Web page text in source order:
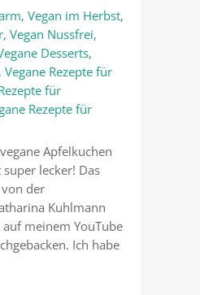
, Vegan im Herbst,
, Vegan Nussfrei,
Desserts,
Vegane Rezepte für
für
Rezepte für
Apfelkuchen
lecker! Das
von der
Kuhlmann
meinem YouTube
Ich habe